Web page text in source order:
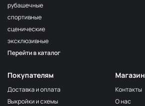
рубашечные
спортивные
сценические
эксклюзивные
Перейти в каталог
Покупателям
Доставка и оплата
Выкройки и схемы
Магазин
Контакты
О нас